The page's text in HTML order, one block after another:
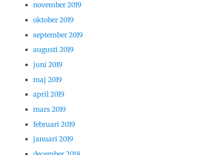
november 2019
oktober 2019
september 2019
augusti 2019
juni 2019
maj 2019
april 2019
mars 2019
februari 2019
januari 2019